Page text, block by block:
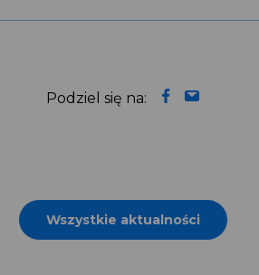
Podziel się na:
Wszystkie aktualności